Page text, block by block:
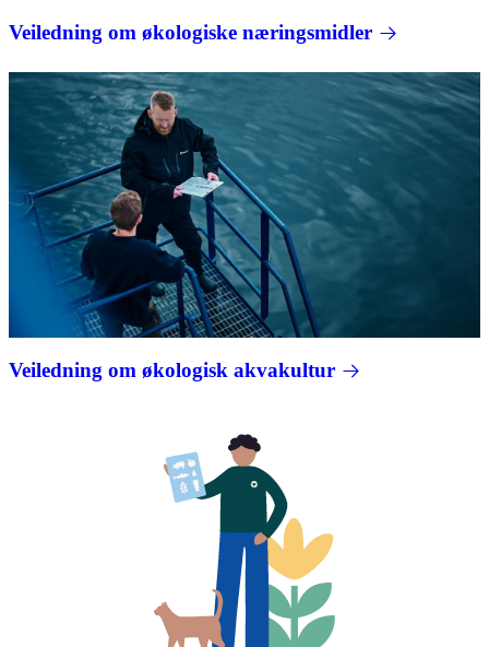
Veiledning om økologiske næringsmidler
Veiledning om økologisk akvakultur